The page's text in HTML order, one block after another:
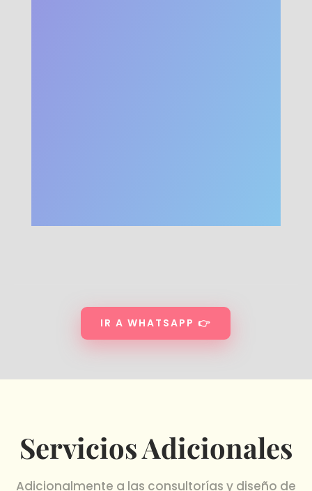
IR A WHATSAPP 👉
Servicios Adicionales
Adicionalmente a las consultorías y diseño de